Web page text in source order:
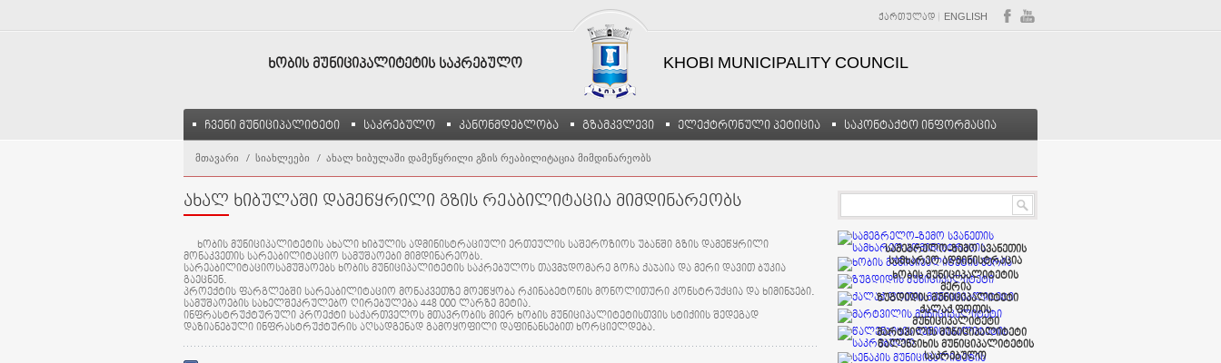
ᲥᲐᲠᲗᲣᲚᲐᲓ ENGLISH
ᲮᲝᲑᲘᲡ ᲛᲣᲜᲘᲪᲘᲞᲐᲚᲘᲢᲔᲢᲘᲡ ᲡᲐᲙᲠᲔᲑᲣᲚᲝ KHOBI MUNICIPALITY COUNCIL
ჩვენი მუნიციპალიტეტი საკრებულო კანონმდებლობა გზამკვლევი ელექტრონული პეტიცია საკონტაქტო ინფორმაცია
მთავარი სიახლეები ახალ ხიბულაში დამეწყრილი გზის რეაბილიტაცია მიმდინარეობს
ახალ ხიბულაში დამეწყრილი გზის რეაბილიტაცია მიმდინარეობს
ხობის მუნიციპალიტეტის ახალი ხიბულის ადმინისტრაციული ერთეულის საშეროზიოს უბანში გზის დამეწყრილი
მონაკვეთის სარეაბილიტაციო სამუშაოები მიმდინარეობს.
სარეაბილიტაციოსამუშაოებს ხობის მუნიციპალიტეტის საკრებულოს თავმჯდომარე გოჩა ქაჯაია და მერი დავით ბუკია
გაეცნენ.
პროექტის ფარგლებში სარეაბილიტაციო მონაკვეთზე მოეწყობა რკინაბეტონის მონოლითური კონსტრუქცია და ხიმინჯები.
სამუშაოების სახელშეკრულებო ღირებულება 448 000 ლარზე მეტია.
ინფრასტრუქტურული პროექტი საქართველოს მთავრობის მიერ ხობის მუნიციპალიტეტისთვის სტიქიის შედეგად
დაზიანებული ინფრასტრუქტურის აღსადგენად გამოყოფილი დაფინანსებით ხორციელდება.
სამეგრელო-ზემო სვანეთის
სამხარეო ადმინისტრაცია
ხობის მუნიციპალიტეტის
მერია
ზუგდიდის მუნიციპალიტეტი
ქალაქ ფოთის
მუნიციპალიტეტი
მარტვილის მუნიციპალიტეტი
წალენჯიხის მუნიციპალიტეტის
საკრებულო